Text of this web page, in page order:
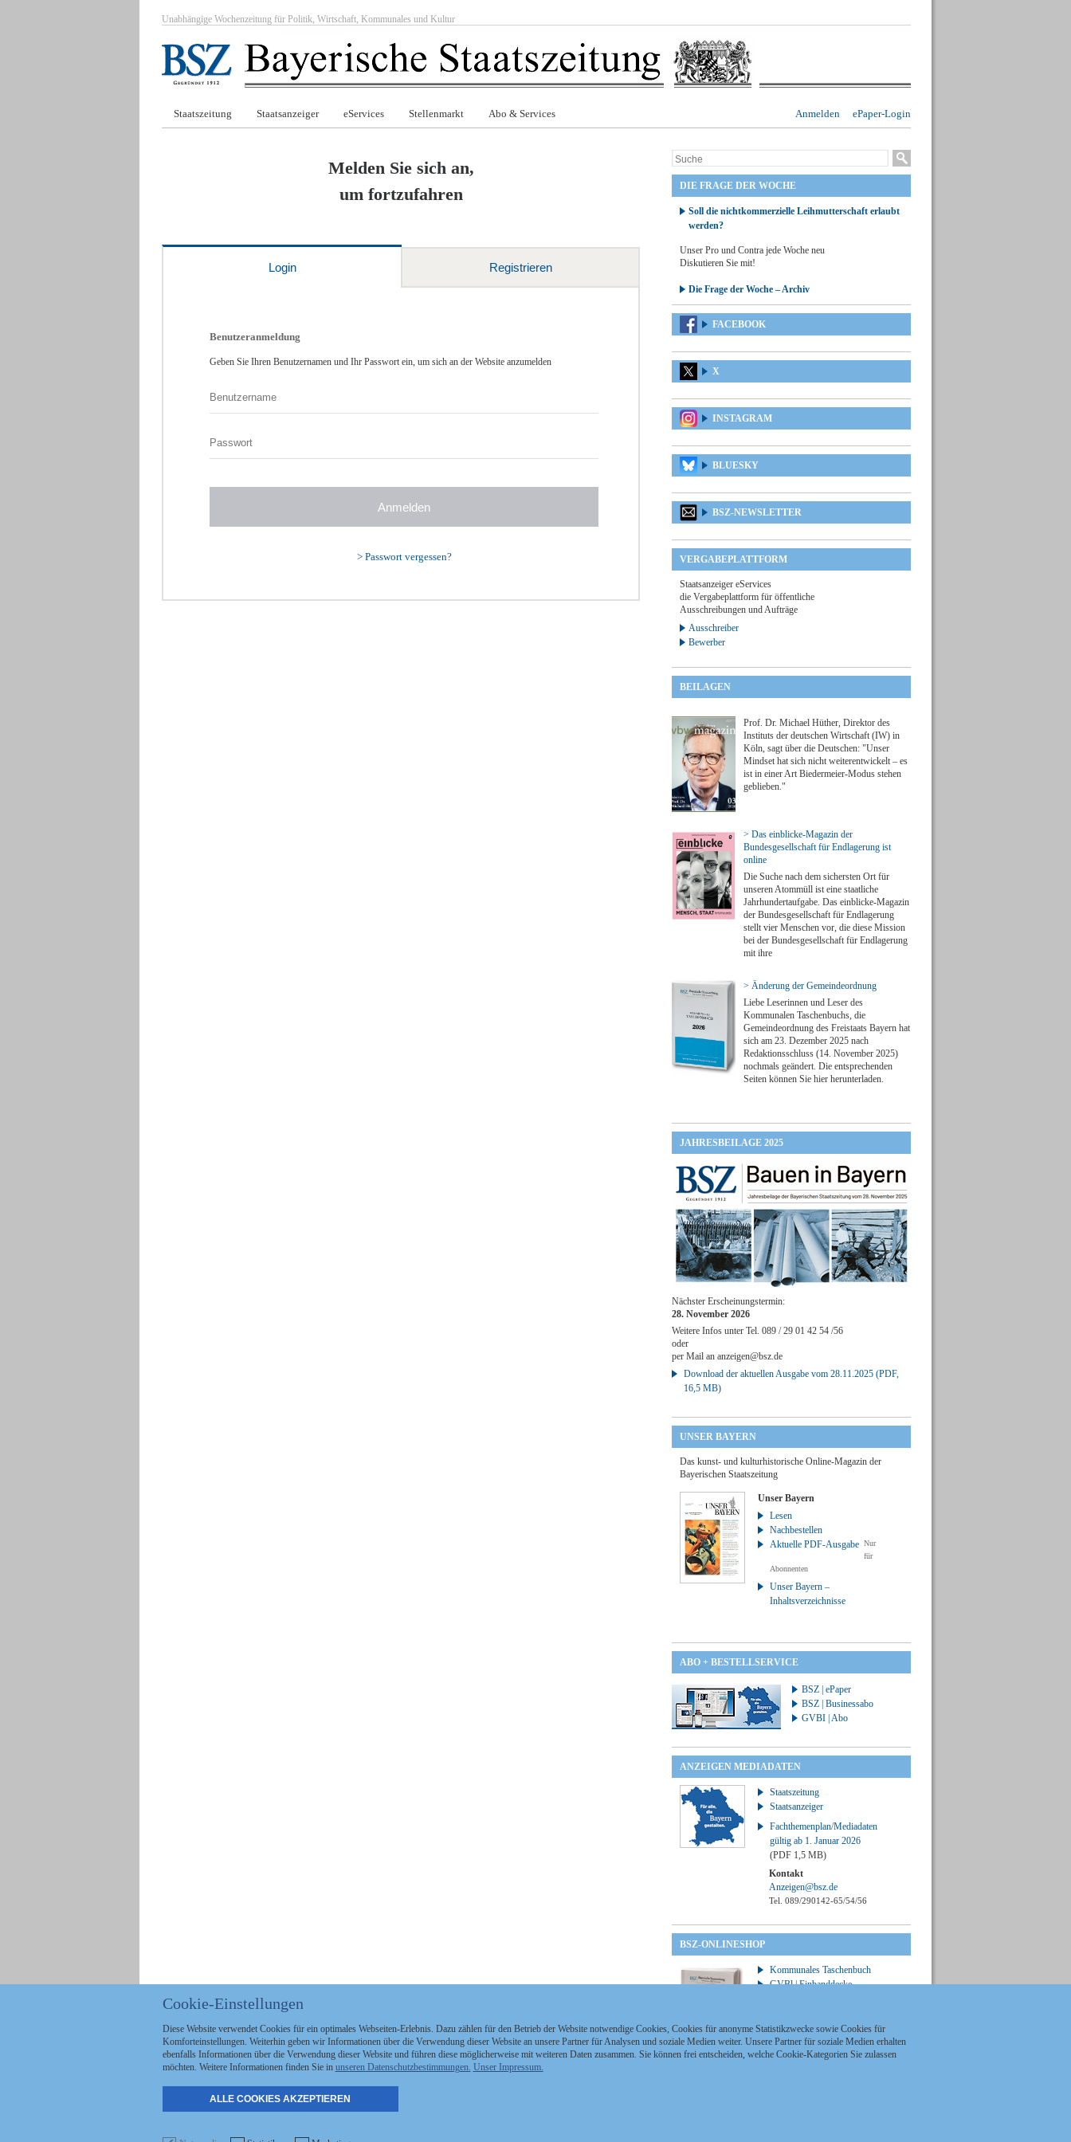
Unabhängige Wochenzeitung für Politik, Wirtschaft, Kommunales und Kultur
ePaper-Login
Anmelden
Staatszeitung Staatsanzeiger eServices Stellenmarkt Abo & Services
Melden Sie sich an,
um fortzufahren
Login Registrieren
Benutzeranmeldung
Geben Sie Ihren Benutzernamen und Ihr Passwort ein, um sich an der Website anzumelden
> Passwort vergessen?
DIE FRAGE DER WOCHE
Soll die nichtkommerzielle Leihmutterschaft erlaubt
werden?
Unser Pro und Contra jede Woche neu
Diskutieren Sie mit!
Die Frage der Woche – Archiv
FACEBOOK
X
INSTAGRAM
BLUESKY
BSZ-NEWSLETTER
VERGABEPLATTFORM
Staatsanzeiger eServices
die Vergabeplattform für öffentliche
Ausschreibungen und Aufträge
Ausschreiber
Bewerber
BEILAGEN
Prof. Dr. Michael Hüther, Direktor des
Instituts der deutschen Wirtschaft (IW) in
Köln, sagt über die Deutschen: "Unser
Mindset hat sich nicht weiterentwickelt – es
ist in einer Art Biedermeier-Modus stehen
geblieben."
> Das einblicke-Magazin der
Bundesgesellschaft für Endlagerung ist
online
Die Suche nach dem sichersten Ort für
unseren Atommüll ist eine staatliche
Jahrhundertaufgabe. Das einblicke-Magazin
der Bundesgesellschaft für Endlagerung
stellt vier Menschen vor, die diese Mission
bei der Bundesgesellschaft für Endlagerung
mit ihre
> Änderung der Gemeindeordnung
Liebe Leserinnen und Leser des
Kommunalen Taschenbuchs, die
Gemeindeordnung des Freistaats Bayern hat
sich am 23. Dezember 2025 nach
Redaktionsschluss (14. November 2025)
nochmals geändert. Die entsprechenden
Seiten können Sie hier herunterladen.
JAHRESBEILAGE 2025
Nächster Erscheinungstermin:
28. November 2026
Weitere Infos unter Tel. 089 / 29 01 42 54 /56
oder
per Mail an anzeigen@bsz.de
Download der aktuellen Ausgabe vom 28.11.2025 (PDF,
16,5 MB)
UNSER BAYERN
Das kunst- und kulturhistorische Online-Magazin der
Bayerischen Staatszeitung
Unser Bayern
Lesen
Nachbestellen
Aktuelle PDF-Ausgabe Nur
für
Abonnenten
Unser Bayern –
Inhaltsverzeichnisse
ABO + BESTELLSERVICE
BSZ | ePaper
BSZ | Businessabo
GVBI | Abo
ANZEIGEN MEDIADATEN
Staatszeitung
Staatsanzeiger
Fachthemenplan/Mediadaten
gültig ab 1. Januar 2026
(PDF 1,5 MB)
Kontakt
Anzeigen@bsz.de
Tel. 089/290142-65/54/56
BSZ-ONLINESHOP
Kommunales Taschenbuch
GVBl | Einbanddecke
Politik
Wirtschaft
Stellenmarkt
Shop
Anzeigen Staatszeitung
Cookie-Einstellungen
Diese Website verwendet Cookies für ein optimales Webseiten-Erlebnis. Dazu zählen für den Betrieb der Website notwendige Cookies, Cookies für anonyme Statistikzwecke sowie Cookies für
Komforteinstellungen. Weiterhin geben wir Informationen über die Verwendung dieser Website an unsere Partner für Analysen und soziale Medien weiter. Unsere Partner für soziale Medien erhalten
ebenfalls Informationen über die Verwendung dieser Website und führen diese möglicherweise mit weiteren Daten zusammen. Sie können frei entscheiden, welche Cookie-Kategorien Sie zulassen
möchten. Weitere Informationen finden Sie in unseren Datenschutzbestimmungen. Unser Impressum.
ALLE COOKIES AKZEPTIEREN